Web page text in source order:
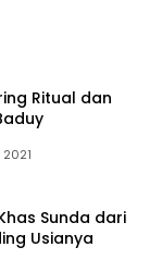
Ritual dan
Sunda dari
Usianya